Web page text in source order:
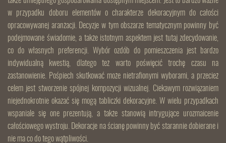
w przypadku doboru elementów o charakterze dekoracyjnym do całości
opracowywanej aranżacji. Decyzje w tym obszarze tematycznym powinny być
podejmowane świadomie, a także istotnym aspektem jest tutaj zdecydowanie,
co do własnych preferencji. Wybór ozdób do pomieszczenia jest bardzo
indywidualną kwestią, dlatego też warto poświęcić trochę czasu na
zastanowienie. Pośpiech skutkować może nietrafionymi wyborami, a przecież
celem jest stworzenie spójnej kompozycji wizualnej. Ciekawym rozwiązaniem
niejednokrotnie okazać się mogą tabliczki dekoracyjne. W wielu przypadkach
wspaniale się one prezentują, a także stanowią intrygujące urozmaicenie
całościowego wystroju. Dekoracje na ścianę powinny być starannie dobierane i
nie ma co do tego wątpliwości.